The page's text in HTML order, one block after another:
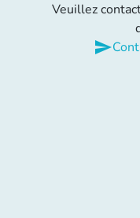
Veuillez
send